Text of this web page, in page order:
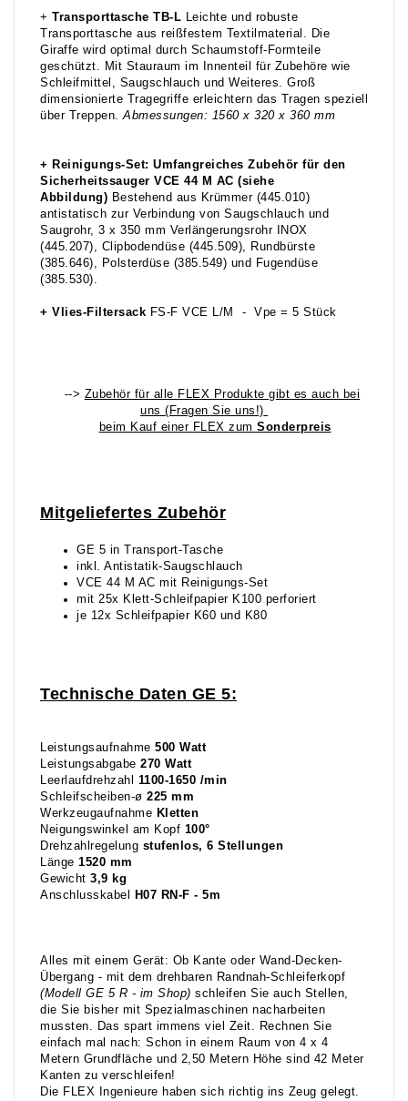
+ Transporttasche TB-L Leichte und robuste
Transporttasche aus reißfestem Textilmaterial. Die
Giraffe wird optimal durch Schaumstoff-Formteile
geschützt. Mit Stauraum im Innenteil für Zubehöre wie
Schleifmittel, Saugschlauch und Weiteres. Groß
dimensionierte Tragegriffe erleichtern das Tragen speziell
über Treppen.Abmessungen: 1560 x 320 x 360 mm
+ Reinigungs-Set: Umfangreiches Zubehör für den
Sicherheitssauger VCE 44 M AC (siehe
Abbildung) Bestehend aus Krümmer (445.010)
antistatisch zur Verbindung von Saugschlauch und
Saugrohr, 3 x 350 mm Verlängerungsrohr INOX
(445.207), Clipbodendüse (445.509), Rundbürste
(385.646), Polsterdüse (385.549) und Fugendüse
(385.530).
+ Vlies-Filtersack FS-F VCE L/M - Vpe = 5 Stück
--> Zubehör für alle FLEX Produkte gibt es auch bei
uns (Fragen Sie uns!)
beim Kauf einer FLEX zum Sonderpreis
Mitgeliefertes Zubehör
GE 5 in Transport-Tasche
inkl. Antistatik-Saugschlauch
VCE 44 M AC mit Reinigungs-Set
mit 25x Klett-Schleifpapier K100 perforiert
je 12x Schleifpapier K60 und K80
Technische Daten GE 5:
Leistungsaufnahme 500 Watt
Leistungsabgabe 270 Watt
Leerlaufdrehzahl 1100-1650 /min
Schleifscheiben-ø 225 mm
Werkzeugaufnahme Kletten
Neigungswinkel am Kopf 100°
Drehzahlregelung stufenlos, 6 Stellungen
Länge 1520 mm
Gewicht 3,9 kg
Anschlusskabel
H07 RN-F - 5m
Alles mit einem Gerät: Ob Kante oder Wand-Decken-
Übergang - mit dem drehbaren Randnah-Schleiferkopf
(Modell GE 5 R - im Shop) schleifen Sie auch Stellen,
die Sie bisher mit Spezialmaschinen nacharbeiten
mussten. Das spart immens viel Zeit. Rechnen Sie
einfach mal nach: Schon in einem Raum von 4 x 4
Metern Grundfläche und 2,50 Metern Höhe sind 42 Meter
Kanten zu verschleifen!
Die FLEX Ingenieure haben sich richtig ins Zeug gelegt.